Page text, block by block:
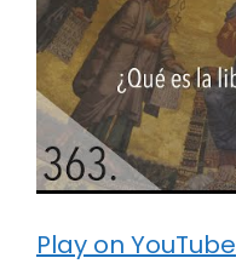
Play on YouTube